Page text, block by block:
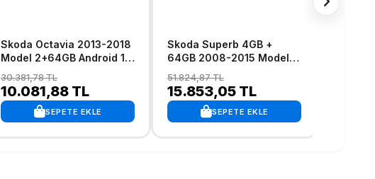
Skoda Octavia 2013-2018
Model 2+64GB Android 13
Navigasyon Multimedya
Sistemi
30.381,78 TL
10.081,88 TL
SEPETE EKLE
Skoda Superb 4GB +
64GB 2008-2015 Model
Carplay Navigasyon
Multimedya Sistemi
51.824,87 TL
15.853,05 TL
SEPETE EKLE